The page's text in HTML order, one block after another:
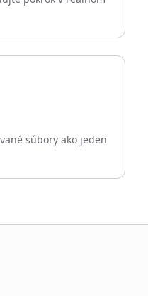
súbory ako jeden